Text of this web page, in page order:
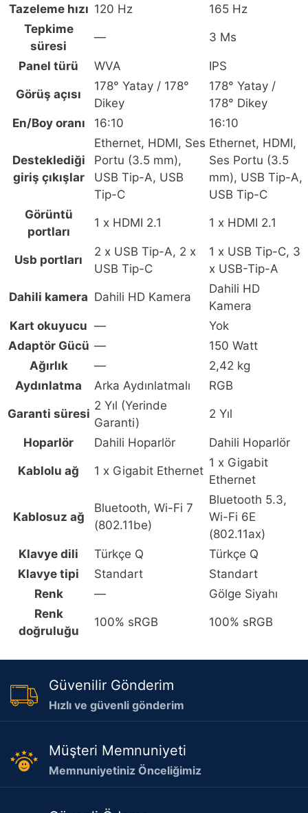
Tazeleme hızı 120 Hz
165 Hz
Tepkime
süresi
— 3 Ms
Panel türü WVA IPS
Görüş açısı
178° Yatay / 178°
Dikey
178° Yatay /
178° Dikey
En/Boy oranı
16:10 16:10
Desteklediği
giriş çıkışlar
Ethernet, HDMI, Ses
Portu (3.5 mm),
USB Tip-A, USB
Tip-C
Ethernet, HDMI,
Ses Portu (3.5
mm), USB Tip-A,
USB Tip-C
Görüntü
portları
1 x HDMI 2.1 1 x HDMI 2.1
Usb portları
2 x USB Tip-A, 2 x
USB Tip-C
1 x USB Tip-C, 3
x USB-Tip-A
Dahili kamera Dahili HD Kamera
Dahili HD
Kamera
Kart okuyucu —
Yok
Adaptör Gücü —
150 Watt
Ağırlık
—
2,42 kg
Aydınlatma
Arka Aydınlatmalı RGB
Garanti süresi
2 Yıl (Yerinde
Garanti)
2 Yıl
Hoparlör Dahili Hoparlör Dahili Hoparlör
Kablolu ağ 1 x Gigabit Ethernet
1 x Gigabit
Ethernet
Kablosuz ağ
Bluetooth, Wi-Fi 7
(802.11be)
Bluetooth 5.3,
Wi-Fi 6E
(802.11ax)
Klavye dili
Türkçe Q
Türkçe Q
Klavye tipi
Standart
Standart
Renk
—
Gölge Siyahı
Renk
doğruluğu
100% sRGB 100% sRGB
Güvenilir Gönderim
Hızlı ve güvenli gönderim
Müşteri Memnuniyeti
Memnuniyetiniz Önceliğimiz